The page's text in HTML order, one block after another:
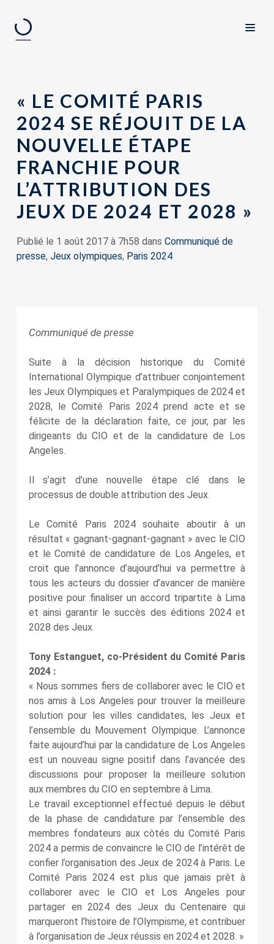
« LE COMITÉ PARIS
2024 SE RÉJOUIT DE LA
NOUVELLE ÉTAPE
FRANCHIE POUR
L’ATTRIBUTION DES
JEUX DE 2024 ET 2028 »
Publié le 1 août 2017 à 7h58 dans Communiqué de
presse, Jeux olympiques, Paris 2024
Communiqué de presse
Suite à la décision historique du Comité
International Olympique d’attribuer conjointement
les Jeux Olympiques et Paralympiques de 2024 et
2028, le Comité Paris 2024 prend acte et se
félicite de la déclaration faite, ce jour, par les
dirigeants du CIO et de la candidature de Los
Angeles.
Il s’agit d’une nouvelle étape clé dans le
processus de double attribution des Jeux.
Le Comité Paris 2024 souhaite aboutir à un
résultat « gagnant-gagnant-gagnant » avec le CIO
et le Comité de candidature de Los Angeles, et
croit que l’annonce d’aujourd’hui va permettre à
tous les acteurs du dossier d’avancer de manière
positive pour finaliser un accord tripartite à Lima
et ainsi garantir le succès des éditions 2024 et
2028 des Jeux.
Tony Estanguet, co-Président du Comité Paris
2024 :
« Nous sommes fiers de collaborer avec le CIO et
nos amis à Los Angeles pour trouver la meilleure
solution pour les villes candidates, les Jeux et
l’ensemble du Mouvement Olympique. L’annonce
faite aujourd’hui par la candidature de Los Angeles
est un nouveau signe positif dans l’avancée des
discussions pour proposer la meilleure solution
aux membres du CIO en septembre à Lima.
Le travail exceptionnel effectué depuis le début
de la phase de candidature par l’ensemble des
membres fondateurs aux côtés du Comité Paris
2024 a permis de convaincre le CIO de l’intérêt de
confier l’organisation des Jeux de 2024 à Paris. Le
Comité Paris 2024 est plus que jamais prêt à
collaborer avec le CIO et Los Angeles pour
partager en 2024 des Jeux du Centenaire qui
marqueront l’histoire de l’Olympisme, et contribuer
à l’organisation de Jeux réussis en 2024 et 2028. »